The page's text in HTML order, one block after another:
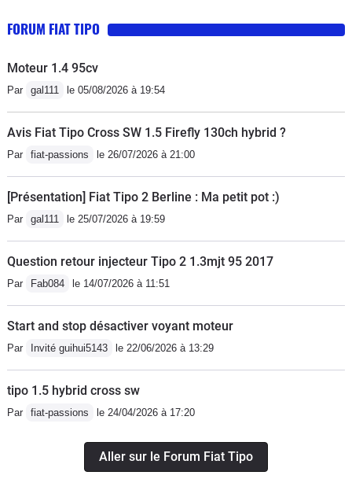
ville, il faut tabler sur un bon 9.5-10
USB, jantes alu 16 pouces). Je reste
pas le summum de l’automobile, ni le
top niveau mode mais pour le budget
(18.900 euros moins remise de 4.000
euros, soit 14.900 euros), je me doute
qu’il ne faut pas se montrer exigeant.
Défauts: moteur poussif ( il existe un
1.4 turbo 120), finition intérieure
moyenne et suspensions
dures.Qualités: ligne, intérieur
spacieux, fiabilité, prix/
équipement/garantie.Je viens de
FORUM FIAT TIPO
Moteur 1.4 95cv
Par gal111 le 05/08/2026 à 19:54
Avis Fiat Tipo Cross SW 1.5 Firefly 130ch hybrid ?
Par fiat-passions le 26/07/2026 à 21:00
[Présentation] Fiat Tipo 2 Berline : Ma petit pot :)
Par gal111 le 25/07/2026 à 19:59
Question retour injecteur Tipo 2 1.3mjt 95 2017
Par Fab084 le 14/07/2026 à 11:51
Start and stop désactiver voyant moteur
Par Invité guihui5143 le 22/06/2026 à 13:29
tipo 1.5 hybrid cross sw
Par fiat-passions le 24/04/2026 à 17:20
Aller sur le Forum Fiat Tipo